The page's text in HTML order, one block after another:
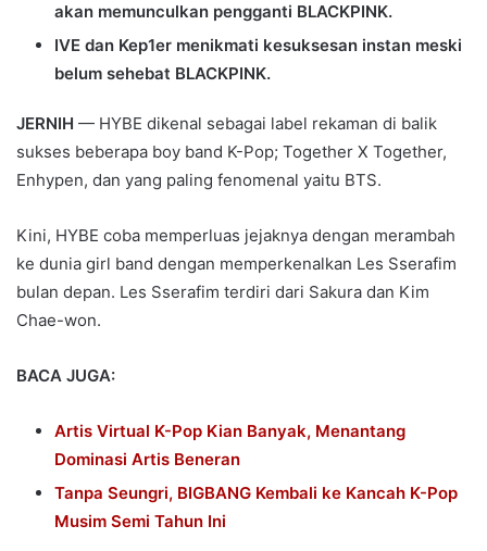
akan memunculkan pengganti BLACKPINK.
IVE dan Kep1er menikmati kesuksesan instan meski
belum sehebat BLACKPINK.
JERNIH — HYBE dikenal sebagai label rekaman di balik
sukses beberapa boy band K-Pop; Together X Together,
Enhypen, dan yang paling fenomenal yaitu BTS.
Kini, HYBE coba memperluas jejaknya dengan merambah
ke dunia girl band dengan memperkenalkan Les Sserafim
bulan depan. Les Sserafim terdiri dari Sakura dan Kim
Chae-won.
BACA JUGA:
Artis Virtual K-Pop Kian Banyak, Menantang
Dominasi Artis Beneran
Tanpa Seungri, BIGBANG Kembali ke Kancah K-Pop
Musim Semi Tahun Ini